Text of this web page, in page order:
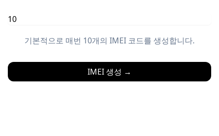
기본적으로 매번 10개의 IMEI 코드를 생성합니다.
IMEI 생성 →